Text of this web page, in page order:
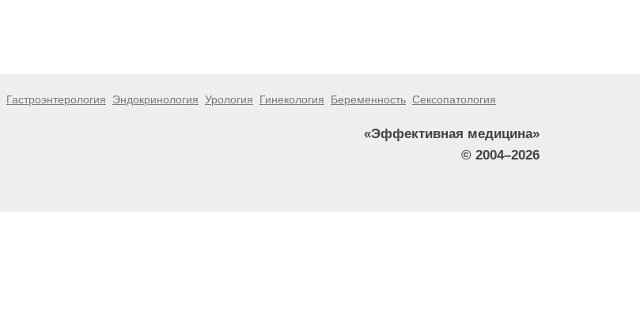
Гастроэнтерология Эндокринология Урология Гинекология Беременность Сексопатология
«Эффективная медицина»
© 2004–2026